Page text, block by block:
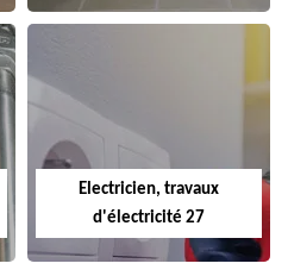
Electricien, travaux
d'électricité 27